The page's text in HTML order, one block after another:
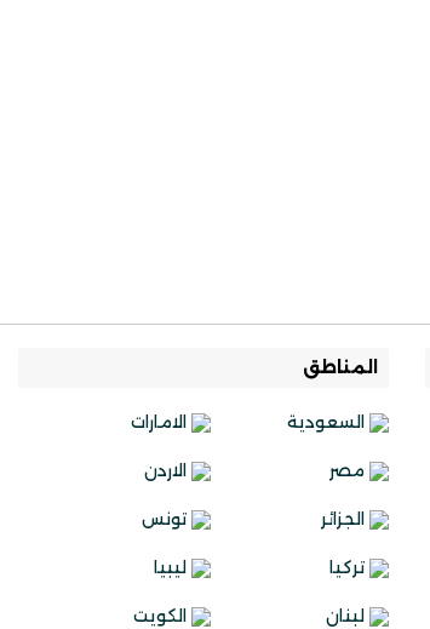
المناطق
السعودية الامارات
مصر الاردن
الجزائر تونس
تركيا ليبيا
لبنان الكويت